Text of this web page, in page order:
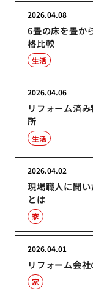
6畳の床を畳か
格比較
2026.04.08
生活
リフォーム済
所
2026.04.06
生活
現場職人に聞
とは
2026.04.02
家
リフォーム会
2026.04.01
家